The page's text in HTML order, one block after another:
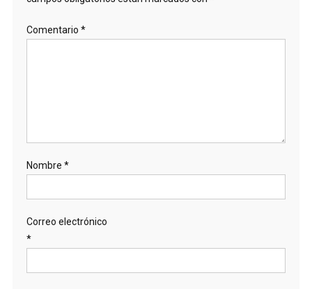
Comentario *
Nombre *
Correo electrónico
*